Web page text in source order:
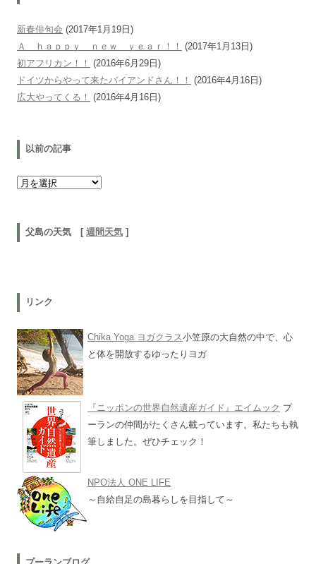
新春俳句会 (2017年1月19日)
Ａ ｈａｐｐｙ ｎｅｗ ｙｅａｒ！！
(2017年1月13日)
初アフリカン！！
(2016年6月29日)
ドイツからやって来たバイアンドさん！！
(2016年4月16日)
広大やってくる！
(2016年4月16日)
以前の記事
以前の記事
父島の天気 [ 週間天気 ]
リンク
Chika Yoga ヨガクラス小笠原の大自然の中で、心
と体を開放するゆったりヨガ
『ニッポンの世界自然遺産ガイド』エイムック プ
ーランの仲間がたくさん載っています。私たちも執
筆しました。ぜひチェック！
NPO法人 ONE LIFE
～自給自足の島暮らしを目指して～